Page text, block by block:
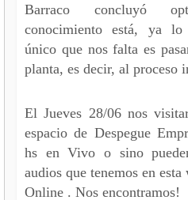
Barraco concluyó
conocimiento está, ya
único que nos falta es
planta, es decir, al proceso
El Jueves 28/06 nos
espacio de Despegue
hs en Vivo o sino
audios que tenemos en
Online . Nos encontramos!